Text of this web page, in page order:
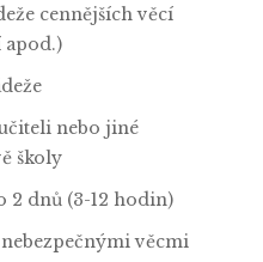
cennějších věcí
apod.)
nebo jiné
školy
2 dnů (3-12 hodin)
věcmi